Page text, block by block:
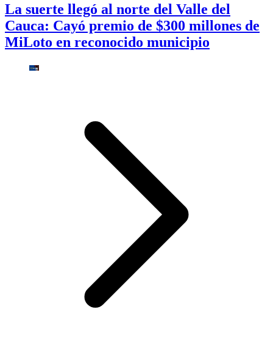
La suerte llegó al norte del Valle del
Cauca: Cayó premio de $300 millones de
MiLoto en reconocido municipio